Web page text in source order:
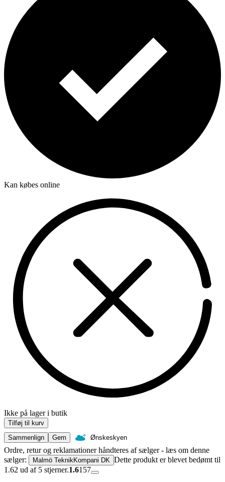
Kan købes online
Ikke på lager i butik
Tilføj til kurv
Sammenlign
Gem Ønskeskyen
Ordre, retur og reklamationer håndteres af sælger - læs om denne
sælger:
Malmö TeknikKompani DK Dette produkt er blevet bedømt til
1.62 ud af 5 stjerner.1.6157